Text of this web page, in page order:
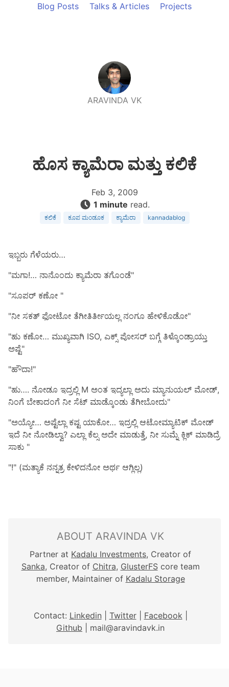
Blog Posts Talks & Articles Projects
ARAVINDA VK
ಹೊಸ ಕ್ಯಾಮೆರಾ ಮತ್ತು ಕಲಿಕೆ
Feb 3, 2009
1 minute read.
ಕಲಿಕೆ ಕೂಪ ಮಂಡೂಕ ಕ್ಯಾಮೆರಾ kannadablog
ಇಬ್ಬರು ಗೆಳೆಯರು…​
"ಮಗಾ!…​ ನಾನೊಂದು ಕ್ಯಾಮೆರಾ ತಗೊಂಡೆ"
"ಸೂಪರ್ ಕಣೋ "
"ನೀ ಸಕತ್ ಫೋಟೋ ತೆಗೀತಿರ್ತೀಯಲ್ಲ ನಂಗೂ ಹೇಳಿಕೊಡೋ"
"ಹು ಕಣೋ…​ ಮುಖ್ಯವಾಗಿ ISO, ಎಕ್ಸ್ ಪೋಸರ್ ಬಗ್ಗೆ ತಿಳ್ಕೊಂಡ್ರಾಯ್ತು
ಅಷ್ಟೆ"
"ಹೌದಾ!"
"ಹು…​. ನೋಡೂ ಇದ್ರಲ್ಲಿ M ಅಂತ ಇದ್ಯಲ್ಲಾ ಅದು ಮ್ಯಾನುಯಲ್ ಮೋಡ್,
ನಿಂಗೆ ಬೇಕಾದಂಗೆ ನೀ ಸೆಟ್ ಮಾಡ್ಕೊಂಡು ತೆಗೀಬೋದು"
"ಅಯ್ಯೋ…​ ಅಷ್ಟೆಲ್ಲಾ ಕಷ್ಟ ಯಾಕೋ…​ ಇದ್ರಲ್ಲಿ ಆಟೋಮ್ಯಾಟಿಕ್ ಮೋಡ್
ಇದೆ ನೀ ನೋಡಿಲ್ವಾ? ಎಲ್ಲಾ ಕೆಲ್ಸ ಅದೇ ಮಾಡುತ್ತೆ, ನೀ ಸುಮ್ನೆ ಕ್ಲಿಕ್ ಮಾಡಿದ್ರೆ
ಸಾಕು "
"!" (ಮತ್ಯಾಕೆ ನನ್ನತ್ರ ಕೇಳಿದನೋ ಅರ್ಥ ಆಗ್ಲಿಲ್ಲ)
ABOUT ARAVINDA VK
Partner at Kadalu Investments, Creator of
Sanka, Creator of Chitra, GlusterFScore team
member, Maintainer of Kadalu Storage
Contact: Linkedin Twitter| Facebook|
Github | mail@aravindavk.in